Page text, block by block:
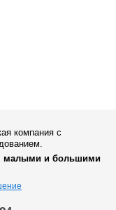
компания с
малыми и большими